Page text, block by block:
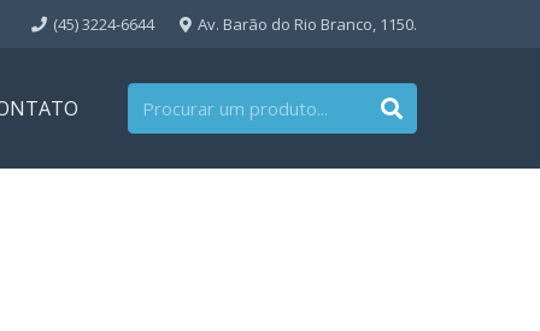
(45) 3224-6644 Av. Barão do Rio Branco, 1150.